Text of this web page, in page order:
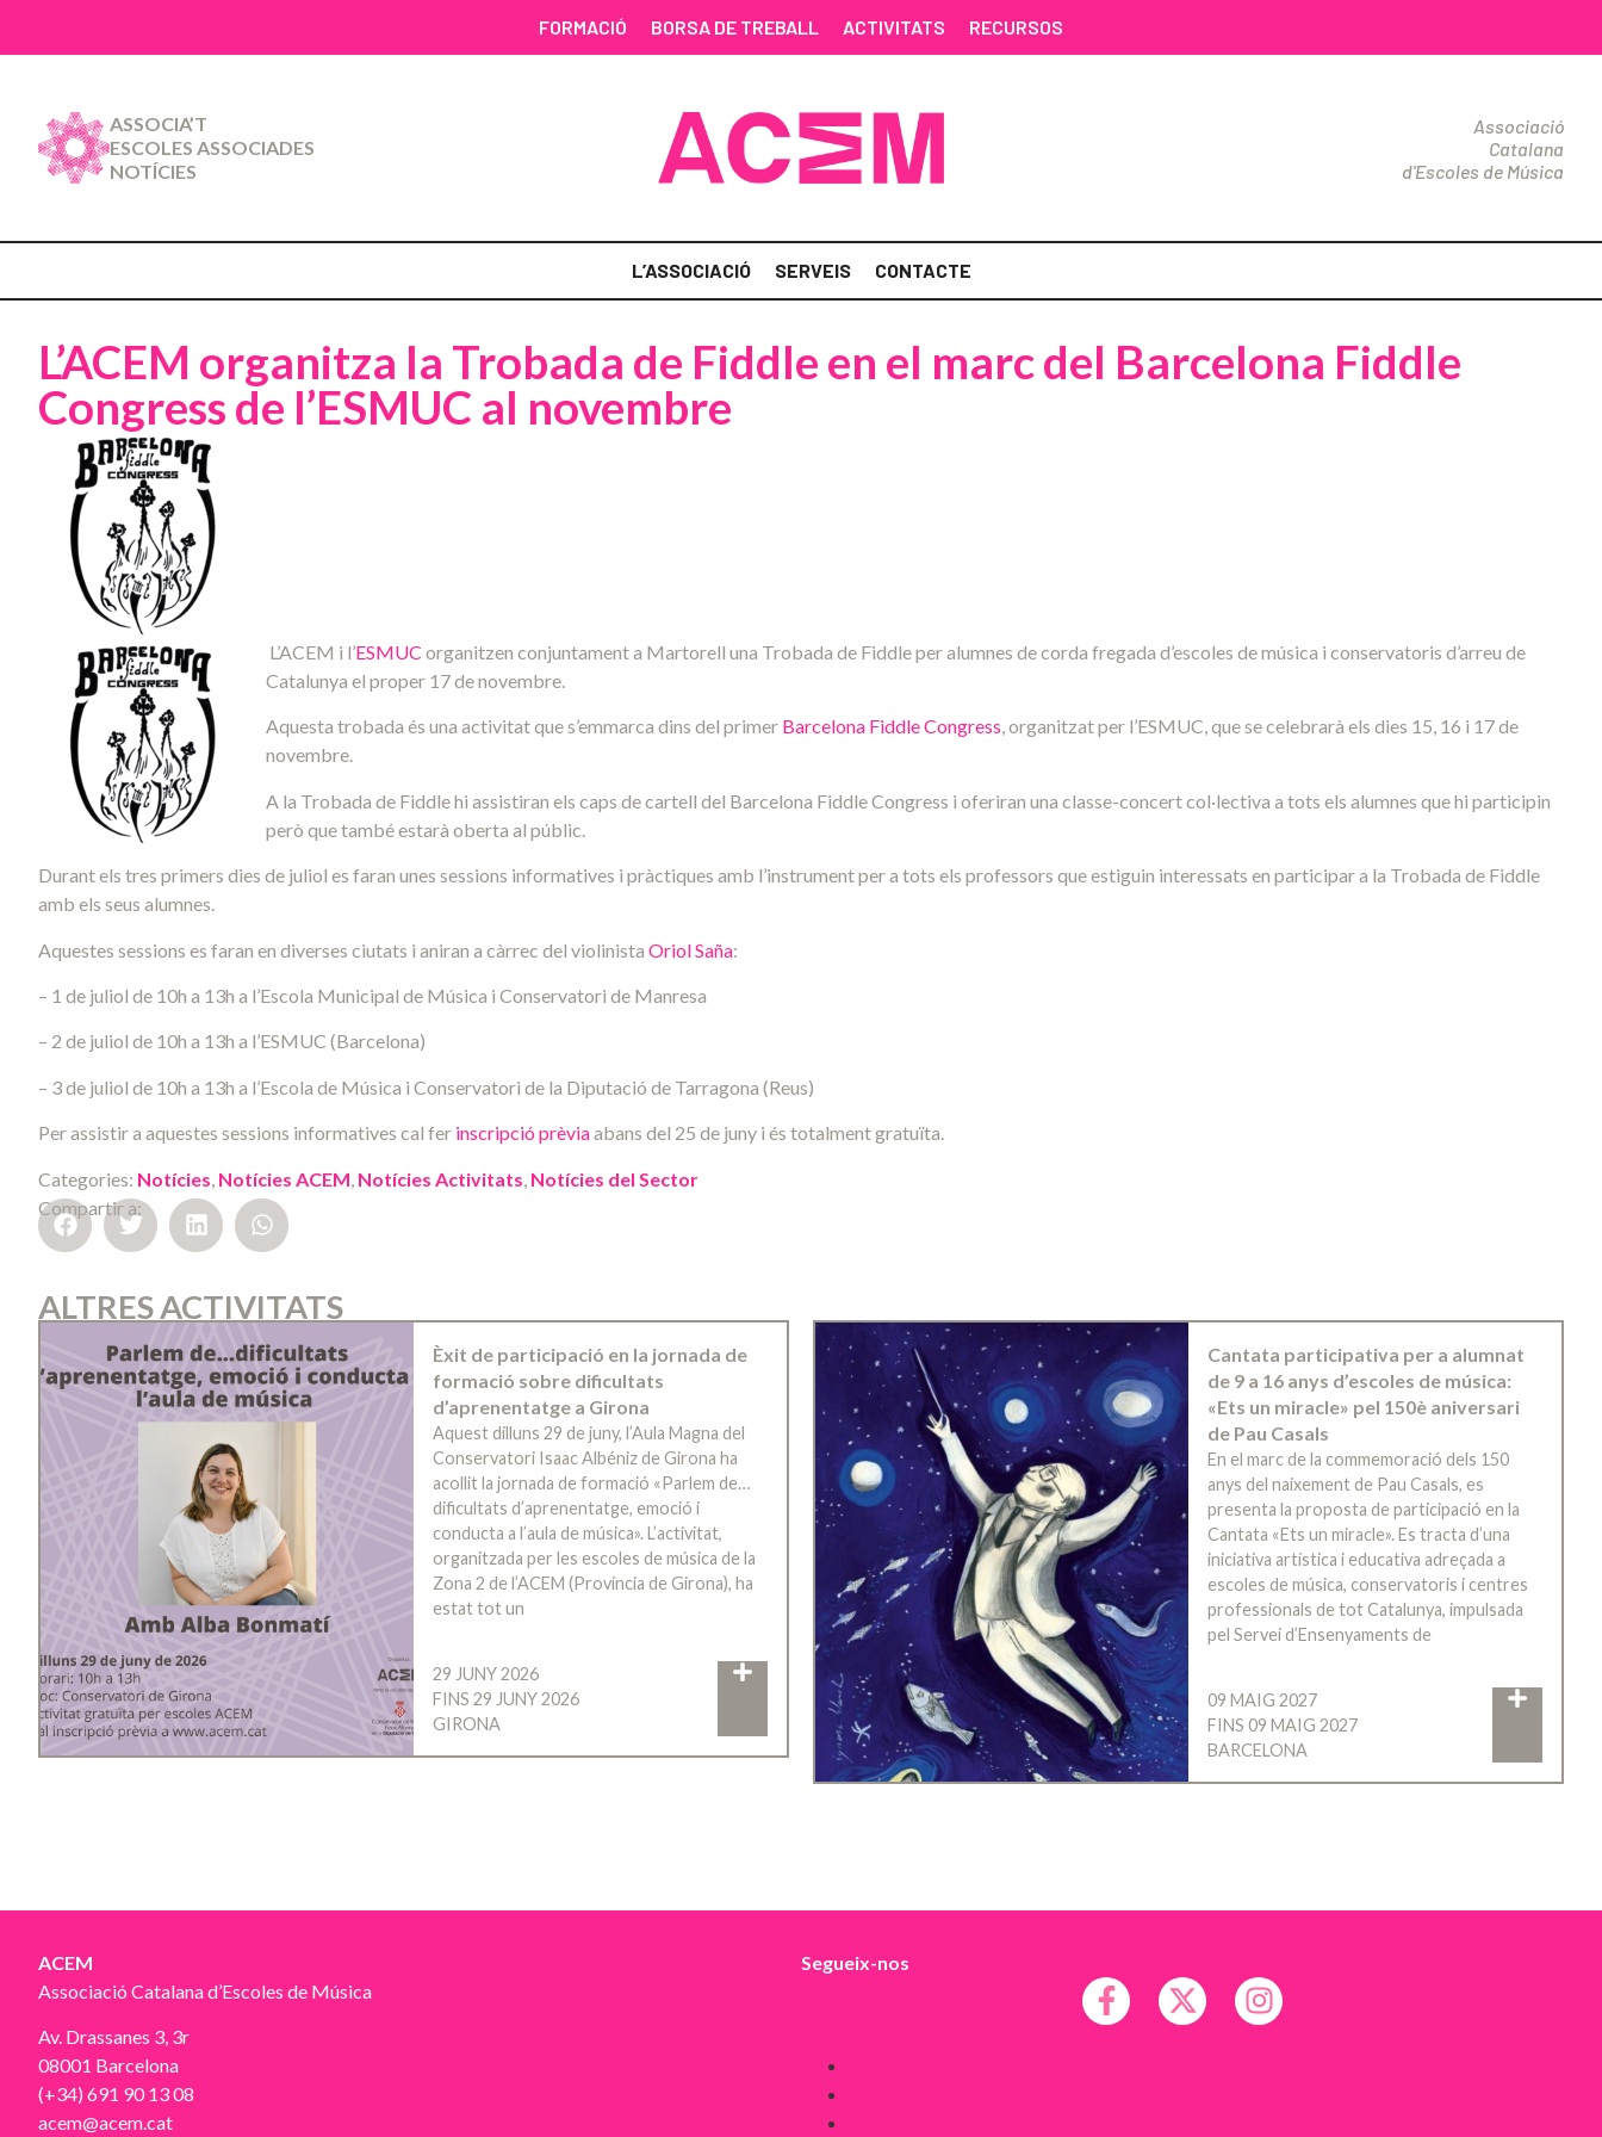
FORMACIÓ BORSA DE TREBALL ACTIVITATS RECURSOS
ASSOCIA’T
ESCOLES ASSOCIADES
NOTÍCIES
Associació
Catalana
d'Escoles de Música
L’ASSOCIACIÓ SERVEIS CONTACTE
L’ACEM organitza la Trobada de Fiddle en el marc del Barcelona Fiddle
Congress de l’ESMUC al novembre
L’ACEM i l’ESMUC organitzen conjuntament a Martorell una Trobada de Fiddle per alumnes de corda fregada d’escoles de música i conservatoris d’arreu de
Catalunya el proper 17 de novembre.
Aquesta trobada és una activitat que s’emmarca dins del primer Barcelona Fiddle Congress, organitzat per l’ESMUC, que se celebrarà els dies 15, 16 i 17 de
novembre.
A la Trobada de Fiddle hi assistiran els caps de cartell del Barcelona Fiddle Congress i oferiran una classe-concert col·lectiva a tots els alumnes que hi participin
però que també estarà oberta al públic.
Durant els tres primers dies de juliol es faran unes sessions informatives i pràctiques amb l’instrument per a tots els professors que estiguin interessats en participar a la Trobada de Fiddle
amb els seus alumnes.
Aquestes sessions es faran en diverses ciutats i aniran a càrrec del violinista Oriol Saña:
– 1 de juliol de 10h a 13h a l’Escola Municipal de Música i Conservatori de Manresa
– 2 de juliol de 10h a 13h a l’ESMUC (Barcelona)
– 3 de juliol de 10h a 13h a l’Escola de Música i Conservatori de la Diputació de Tarragona (Reus)
Per assistir a aquestes sessions informatives cal fer inscripció prèviaabans del 25 de juny i és totalment gratuïta.
Categories: Notícies Notícies ACEM Notícies Activitats Notícies del Sector
Compartir a:
ALTRES ACTIVITATS
Èxit de participació en la jornada de
formació sobre dificultats
d’aprenentatge a Girona
Aquest dilluns 29 de juny, l’Aula Magna del
Conservatori Isaac Albéniz de Girona ha
acollit la jornada de formació «Parlem de…
dificultats d’aprenentatge, emoció i
conducta a l’aula de música». L’activitat,
organitzada per les escoles de música de la
Zona 2 de l’ACEM (Província de Girona), ha
estat tot un
29 JUNY 2026
FINS 29 JUNY 2026
GIRONA
Cantata participativa per a alumnat
de 9 a 16 anys d’escoles de música:
«Ets un miracle» pel 150è aniversari
de Pau Casals
En el marc de la commemoració dels 150
anys del naixement de Pau Casals, es
presenta la proposta de participació en la
Cantata «Ets un miracle». Es tracta d’una
iniciativa artística i educativa adreçada a
escoles de música, conservatoris i centres
professionals de tot Catalunya, impulsada
pel Servei d’Ensenyaments de
09 MAIG 2027
FINS 09 MAIG 2027
BARCELONA
ACEM
Associació Catalana d’Escoles de Música
Av. Drassanes 3, 3r
08001 Barcelona
(+34) 691 90 13 08
acem@acem.cat
Segueix-nos